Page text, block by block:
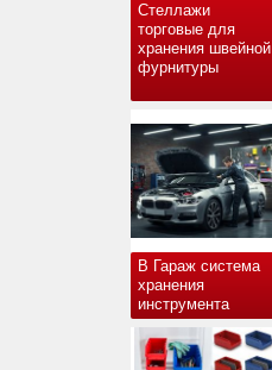
Стеллажи
торговые для
хранения швейной
фурнитуры
В Гараж система
хранения
инструмента